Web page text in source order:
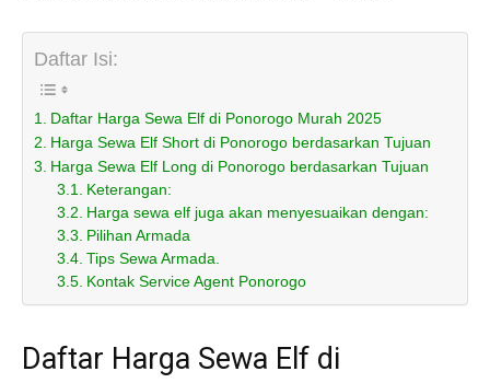
Daftar Isi:
Daftar Harga Sewa Elf di Ponorogo Murah 2025
Harga Sewa Elf Short di Ponorogo berdasarkan Tujuan
Harga Sewa Elf Long di Ponorogo berdasarkan Tujuan
Keterangan:
Harga sewa elf juga akan menyesuaikan dengan:
Pilihan Armada
Tips Sewa Armada.
Kontak Service Agent Ponorogo
Daftar Harga Sewa Elf di